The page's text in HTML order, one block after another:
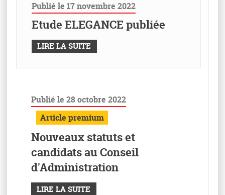
Publié le 17 novembre 2022
Etude ELEGANCE publiée
LIRE LA SUITE
Publié le 28 octobre 2022
Article premium
Nouveaux statuts et
candidats au Conseil
d'Administration
LIRE LA SUITE